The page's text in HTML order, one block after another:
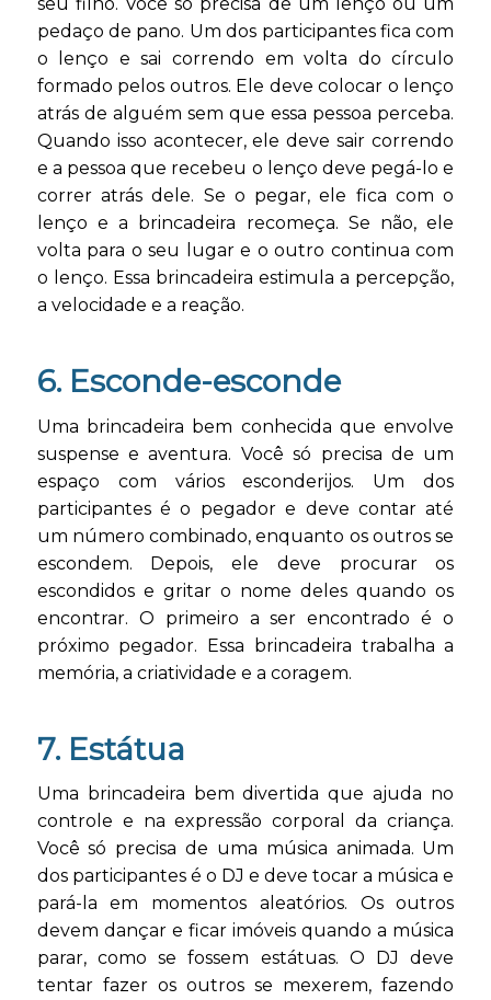
pedaço de pano. Um dos participantes fica com
o lenço e sai correndo em volta do círculo
formado pelos outros. Ele deve colocar o lenço
atrás de alguém sem que essa pessoa perceba.
Quando isso acontecer, ele deve sair correndo
e a pessoa que recebeu o lenço deve pegá-lo e
correr atrás dele. Se o pegar, ele fica com o
lenço e a brincadeira recomeça. Se não, ele
volta para o seu lugar e o outro continua com
o lenço. Essa brincadeira estimula a percepção,
a velocidade e a reação.
6. Esconde-esconde
Uma brincadeira bem conhecida que envolve
suspense e aventura. Você só precisa de um
espaço com vários esconderijos. Um dos
participantes é o pegador e deve contar até
um número combinado, enquanto os outros se
escondem. Depois, ele deve procurar os
escondidos e gritar o nome deles quando os
encontrar. O primeiro a ser encontrado é o
próximo pegador. Essa brincadeira trabalha a
memória, a criatividade e a coragem.
7. Estátua
Uma brincadeira bem divertida que ajuda no
controle e na expressão corporal da criança.
Você só precisa de uma música animada. Um
dos participantes é o DJ e deve tocar a música e
pará-la em momentos aleatórios. Os outros
devem dançar e ficar imóveis quando a música
parar, como se fossem estátuas. O DJ deve
tentar fazer os outros se mexerem, fazendo